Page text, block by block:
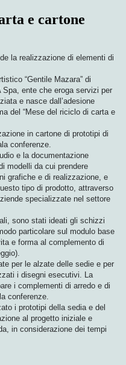
e cartone
la realizzazione di elementi di
“Gentile Mazara” di
ente che eroga servizi per
e nasce dall’adesione
del “Mese del riciclo di carta e
in cartone di prototipi di
conferenze.
e la documentazione
modelli da cui prendere
grafiche e di realizzazione, e
tipo di prodotto, attraverso
specializzate nel settore
sono stati ideati gli schizzi
particolare sul modulo base
e forma al complemento di
per le alzate delle sedie e per
i disegni esecutivi. La
i complementi di arredo e di
conferenze.
i prototipi della sedia e del
al progetto iniziale e
in considerazione dei tempi